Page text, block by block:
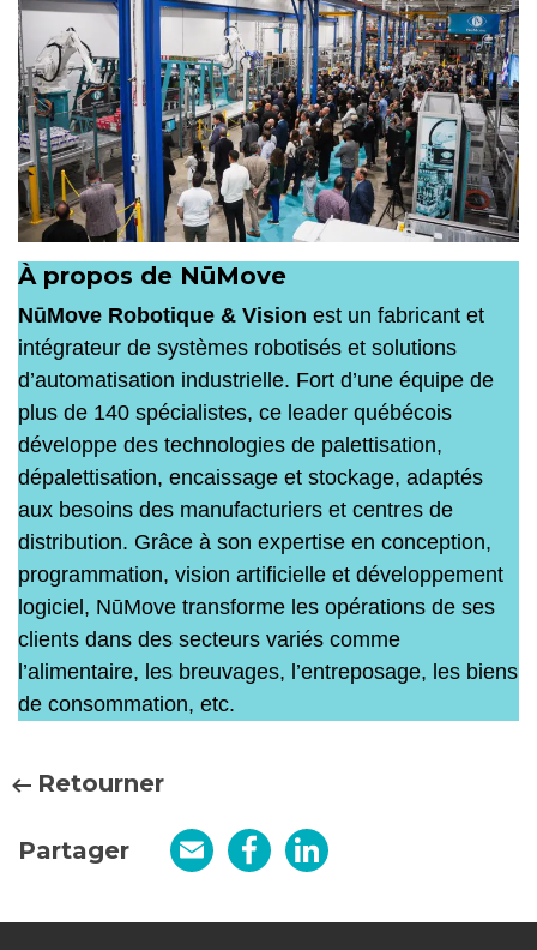
À propos de NūMove
NūMove Robotique & Vision est un fabricant et
intégrateur de systèmes robotisés et solutions
d’automatisation industrielle. Fort d’une équipe de
plus de 140 spécialistes, ce leader québécois
développe des technologies de palettisation,
dépalettisation, encaissage et stockage, adaptés
aux besoins des manufacturiers et centres de
distribution. Grâce à son expertise en conception,
programmation, vision artificielle et développement
logiciel, NūMove transforme les opérations de ses
clients dans des secteurs variés comme
l’alimentaire, les breuvages, l’entreposage, les biens
de consommation, etc.
Retourner
Partager Email Facebook